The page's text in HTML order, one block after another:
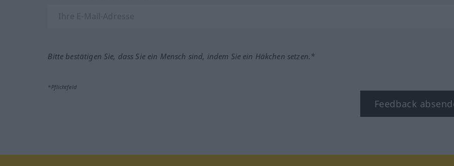
Bitte bestätigen Sie, dass Sie ein Mensch sind, indem Sie ein Häkchen setzen.*
*Pflichtfeld
Feedback